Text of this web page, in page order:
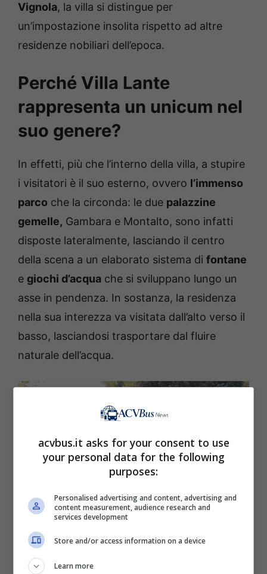
Vignola, la villa si distingue per
un’impostazione insolita rispetto ad altre
residenze nobiliari dell’epoca.
Perché Villa Lante
rappresenta un unicum nel
suo genere?
In effetti, più che l’interno della villa, a stupire
i visitatori è il suo esterno, ovvero l’immenso
parco che la circonda: le due palazzine
gemelle, Gambara e Montalto, sono infatti
disposte lateralmente, lasciando il centro
della scena a un elaborato sistema di fontane
e giochi d’acqua che si sviluppano lungo un
asse in pendenza. In sostanza, la residenza
nella sua interezza va visitata dall’alto verso il
basso, lasciandosi trasportare dal fluire
naturale dell’acqua.
Perché Villa Lante rappresenta un unicum nel suo genere?
(Acvbus.it)
acvbus.it asks for your consent to use
your personal data for the following
purposes:
Personalised advertising and content, advertising and
content measurement, audience research and
services development
Store and/or access information on a device
Learn more